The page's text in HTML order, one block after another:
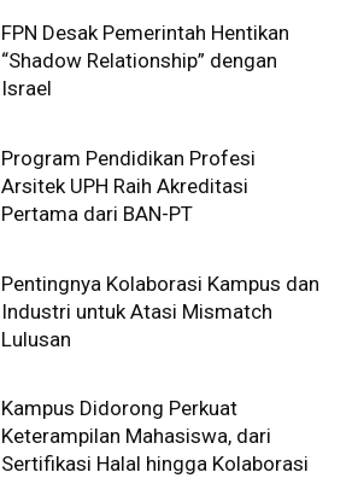
FPN Desak Pemerintah Hentikan
“Shadow Relationship” dengan
Israel
Program Pendidikan Profesi
Arsitek UPH Raih Akreditasi
Pertama dari BAN-PT
Pentingnya Kolaborasi Kampus dan
Industri untuk Atasi Mismatch
Lulusan
Kampus Didorong Perkuat
Keterampilan Mahasiswa, dari
Sertifikasi Halal hingga Kolaborasi